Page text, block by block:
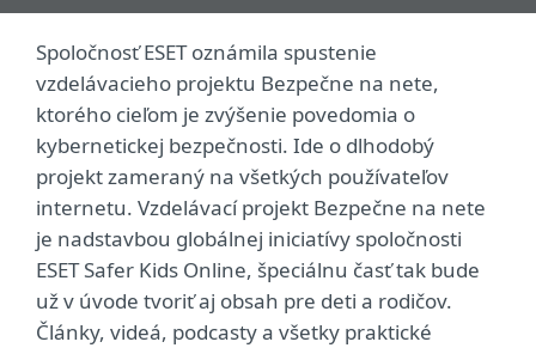
Spoločnosť ESET oznámila spustenie
vzdelávacieho projektu Bezpečne na nete,
ktorého cieľom je zvýšenie povedomia o
kybernetickej bezpečnosti. Ide o dlhodobý
projekt zameraný na všetkých používateľov
internetu. Vzdelávací projekt Bezpečne na nete
je nadstavbou globálnej iniciatívy spoločnosti
ESET Safer Kids Online, špeciálnu časť tak bude
už v úvode tvoriť aj obsah pre deti a rodičov.
Články, videá, podcasty a všetky praktické